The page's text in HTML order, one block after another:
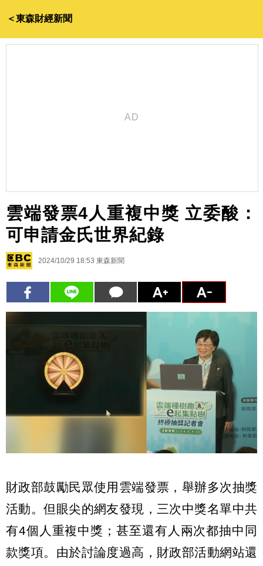
＜東森財經新聞
雲端發票4人重複中獎 立委酸：
可申請金氏世界紀錄
2024/10/29 18:53 東森新聞
財政部鼓勵民眾使用雲端發票，舉辦多次抽獎
活動。但眼尖的網友發現，三次中獎名單中共
有4個人重複中獎；甚至還有人兩次都抽中同
款獎項。由於討論度過高，財政部活動網站還